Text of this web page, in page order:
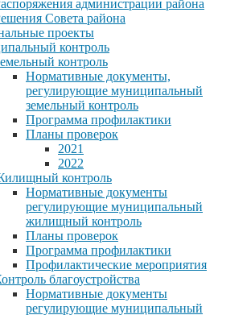
администрации района
Совета района
проекты
контроль
контроль
Нормативные документы,
регулирующие муниципальный
земельный контроль
Программа профилактики
Планы проверок
2021
2022
контроль
Нормативные документы
регулирующие муниципальный
жилищный контроль
Планы проверок
Программа профилактики
Профилактические мероприятия
благоустройства
Нормативные документы
регулирующие муниципальный